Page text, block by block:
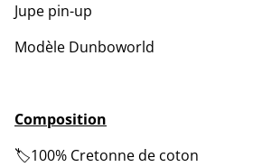
Jupe pin-up
Modèle Dunboworld
Composition
🏷️100% Cretonne de coton